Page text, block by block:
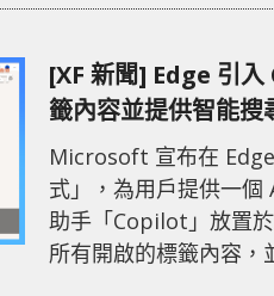
YouTube Premium
項限制。要啟用這
[XF 新聞] Edge 引
籤內容並提供智能搜
Microsoft 宣布在
式」，為用戶提供一個
助手「Copilot」放置
所有開啟的標籤內容，